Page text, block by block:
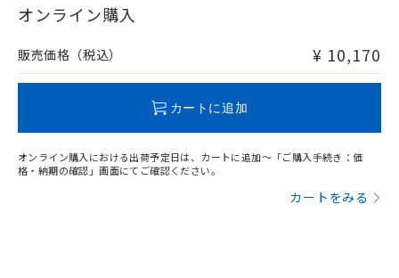
在庫等で未対応品が混在する可能性があります。
問い合わせください。
オンライン購入
販売価格（税込） ¥ 10,170
カートに追加
オンライン購入における出荷予定日は、カートに追加～「ご購入手続き：価
格・納期の確認」画面にてご確認ください。
カートをみる